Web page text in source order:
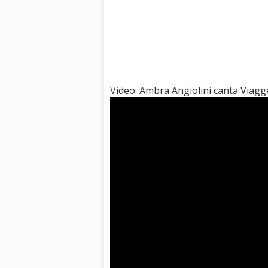
Video: Ambra Angiolini canta